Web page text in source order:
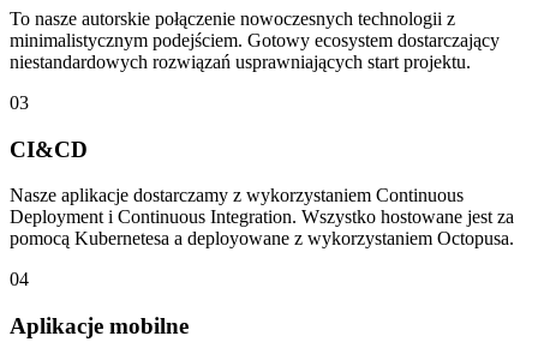
To nasze autorskie połączenie nowoczesnych technologii z
minimalistycznym podejściem. Gotowy ecosystem dostarczający
niestandardowych rozwiązań usprawniających start projektu.
03
CI&CD
Nasze aplikacje dostarczamy z wykorzystaniem Continuous
Deployment i Continuous Integration. Wszystko hostowane jest za
pomocą Kubernetesa a deployowane z wykorzystaniem Octopusa.
04
Aplikacje mobilne